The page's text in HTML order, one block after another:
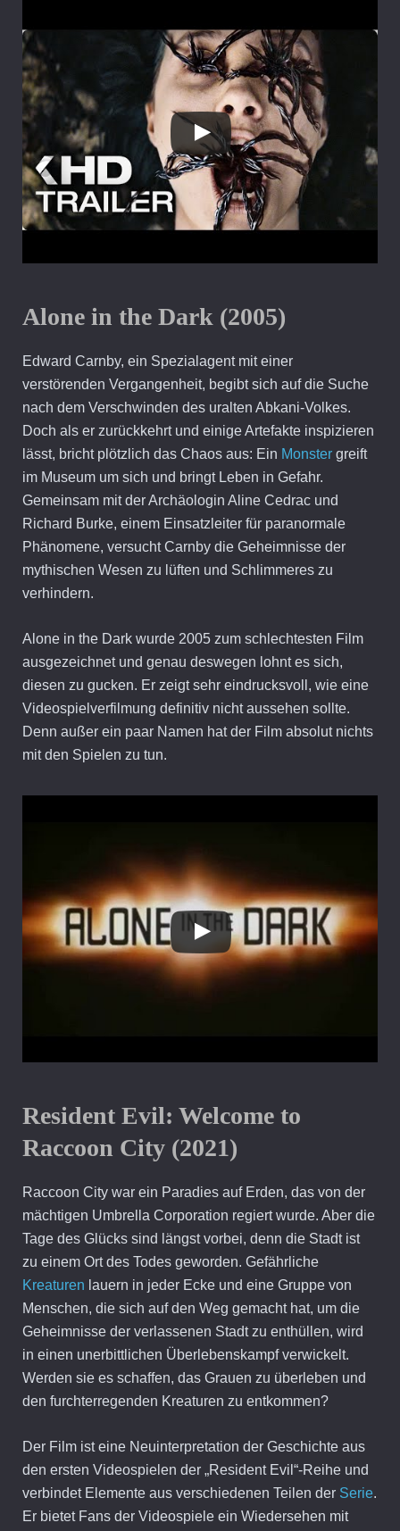
Alone in the Dark (2005)
Edward Carnby, ein Spezialagent mit einer
verstörenden Vergangenheit, begibt sich auf die Suche
nach dem Verschwinden des uralten Abkani-Volkes.
Doch als er zurückkehrt und einige Artefakte inspizieren
lässt, bricht plötzlich das Chaos aus: Ein Monstergreift
im Museum um sich und bringt Leben in Gefahr.
Gemeinsam mit der Archäologin Aline Cedrac und
Richard Burke, einem Einsatzleiter für paranormale
Phänomene, versucht Carnby die Geheimnisse der
mythischen Wesen zu lüften und Schlimmeres zu
verhindern.
Alone in the Dark wurde 2005 zum schlechtesten Film
ausgezeichnet und genau deswegen lohnt es sich,
diesen zu gucken. Er zeigt sehr eindrucksvoll, wie eine
Videospielverfilmung definitiv nicht aussehen sollte.
Denn außer ein paar Namen hat der Film absolut nichts
mit den Spielen zu tun.
Resident Evil: Welcome to
Raccoon City (2021)
Raccoon City war ein Paradies auf Erden, das von der
mächtigen Umbrella Corporation regiert wurde. Aber die
Tage des Glücks sind längst vorbei, denn die Stadt ist
zu einem Ort des Todes geworden. Gefährliche
Kreaturen lauern in jeder Ecke und eine Gruppe von
Menschen, die sich auf den Weg gemacht hat, um die
Geheimnisse der verlassenen Stadt zu enthüllen, wird
in einen unerbittlichen Überlebenskampf verwickelt.
Werden sie es schaffen, das Grauen zu überleben und
den furchterregenden Kreaturen zu entkommen?
Der Film ist eine Neuinterpretation der Geschichte aus
den ersten Videospielen der „Resident Evil“-Reihe und
verbindet Elemente aus verschiedenen Teilen der Serie.
Er bietet Fans der Videospiele ein Wiedersehen mit